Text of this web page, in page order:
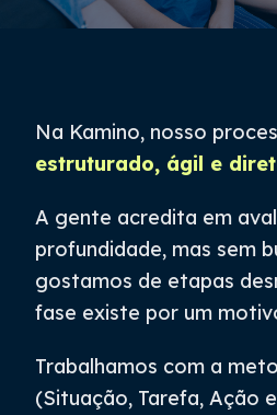
Na Kamino, nosso
estruturado, ágil e
A gente acredita em
profundidade, mas sem
gostamos de etapas
fase existe por um
Trabalhamos com a
(Situação, Tarefa, Ação